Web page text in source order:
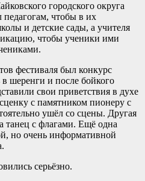
городского округа
чтобы в их
и детские сады, а учителя
чтобы ученики ими
фестиваля был конкурс
шеренги и после бойкого
свои приветствия в духе
с памятником пионеру с
ушёл со сцены. Другая
танец с флагами. Ещё одна
но очень информативной
серьёзно.